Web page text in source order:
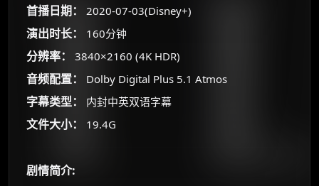
首播日期： 2020-07-03(Disney+)
演出时长： 160分钟
分辨率： 3840×2160 (4K HDR)
音频配置： Dolby Digital Plus 5.1 Atmos
字幕类型： 内封中英双语字幕
文件大小： 19.4G
剧情简介:
☕
朋友们辛苦了 💦
你需要的各种会员，都可低价购买！
价格有浮动，请直接搜索查最低价！